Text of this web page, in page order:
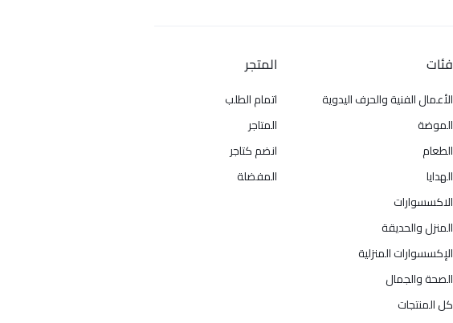
فئات
الأعمال الفنية والحرف اليدوية
الموضة
الطعام
الهدايا
الاكسسوارات
المنزل والحديقة
الإكسسوارات المنزلية
الصحة والجمال
كل المنتجات
المتجر
اتمام الطلب
المتاجر
انضم كتاجر
المفضلة